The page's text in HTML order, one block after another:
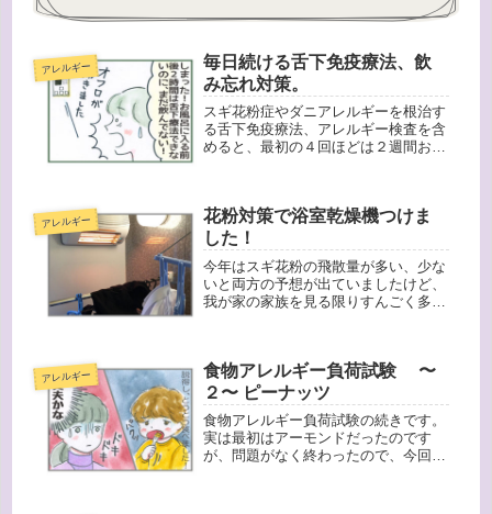
アレルギー
毎日続ける舌下免疫療法、飲
み忘れ対策。
スギ花粉症やダニアレルギーを根治す
る舌下免疫療法、アレルギー検査を含
めると、最初の４回ほどは２週間おき
もそれぞれ渡されました。ノートは、
副...
アレルギー
花粉対策で浴室乾燥機つけま
した！
今年はスギ花粉の飛散量が多い、少な
いと両方の予想が出ていましたけど、
我が家の家族を見る限りすんごく多い
もいるらしいですが）我が家の家族は
ま...
アレルギー
食物アレルギー負荷試験 〜
２〜 ピーナッツ
食物アレルギー負荷試験の続きです。
実は最初はアーモンドだったのです
が、問題がなく終わったので、今回は